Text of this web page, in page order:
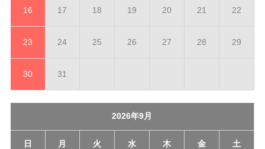
16 17 18 19 20 21 22
23 24 25 26 27 28 29
30 31
2026年9月
日 月 火 水 木 金 土